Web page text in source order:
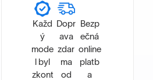
Každ
ý
mode
l byl
zkont
Dopr
ava
zdar
ma
od
Bezp
ečná
online
platb
a